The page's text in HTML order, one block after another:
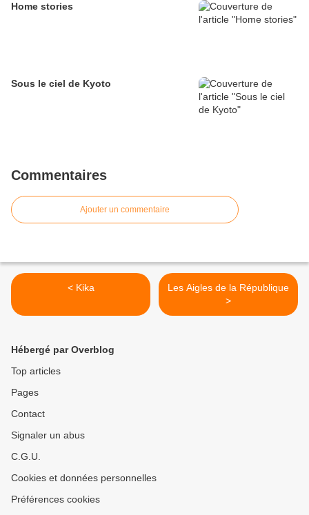
Home stories
Sous le ciel de Kyoto
Commentaires
Ajouter un commentaire
< Kika
Les Aigles de la République
>
Hébergé par Overblog
Top articles
Pages
Contact
Signaler un abus
C.G.U.
Cookies et données personnelles
Préférences cookies